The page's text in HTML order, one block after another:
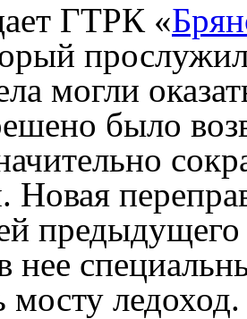
ГТРК «
могли
было
Новая
нее
мосту ледоход.